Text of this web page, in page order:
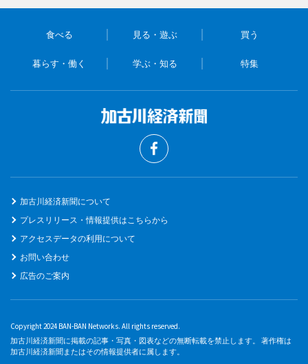
食べる 見る・遊ぶ 買う
暮らす・働く 学ぶ・知る 特集
加古川経済新聞について
プレスリリース・情報提供はこちらから
アクセスデータの利用について
お問い合わせ
広告のご案内
Copyright 2024 BAN-BAN Networks. All rights reserved.
加古川経済新聞に掲載の記事・写真・図表などの無断転載を禁止します。 著作権は
加古川経済新聞またはその情報提供者に属します。